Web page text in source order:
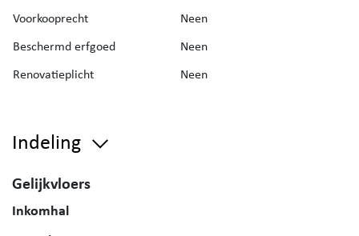
Voorkooprecht
Neen
Beschermd erfgoed
Neen
Renovatieplicht
Neen
Indeling
Gelijkvloers
Inkomhal